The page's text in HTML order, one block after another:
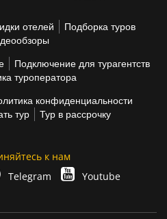
отелей
Подборка туров
Подключение для турагентств
туроператора
конфиденциальности
тур
Тур в рассрочку
к нам
Telegram Youtube